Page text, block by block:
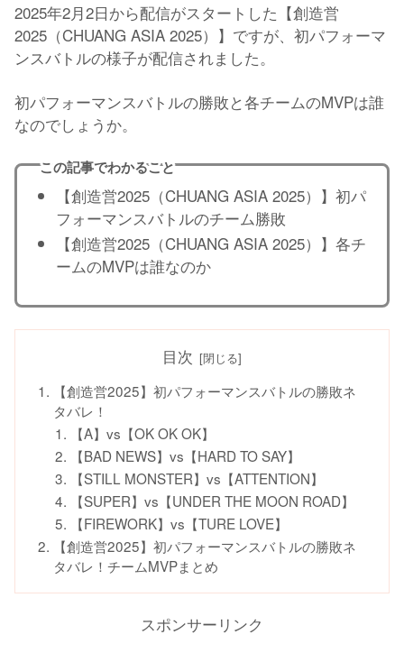
2025年2月2日から配信がスタートした【創造営
2025（CHUANG ASIA 2025）】ですが、初パフォーマ
ンスバトルの様子が配信されました。
初パフォーマンスバトルの勝敗と各チームのMVPは誰
なのでしょうか。
この記事でわかること
【創造営2025（CHUANG ASIA 2025）】初パ
フォーマンスバトルのチーム勝敗
【創造営2025（CHUANG ASIA 2025）】各チ
ームのMVPは誰なのか
目次
【創造営2025】初パフォーマンスバトルの勝敗ネ
タバレ！
【A】vs【OK OK OK】
【BAD NEWS】vs【HARD TO SAY】
【STILL MONSTER】vs【ATTENTION】
【SUPER】vs【UNDER THE MOON ROAD】
【FIREWORK】vs【TURE LOVE】
【創造営2025】初パフォーマンスバトルの勝敗ネ
タバレ！チームMVPまとめ
スポンサーリンク